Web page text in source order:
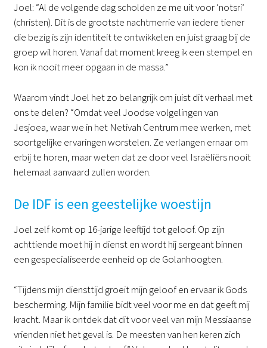
Joel: “Al de volgende dag scholden ze me uit voor ‘notsri’
(christen). Dit is de grootste nachtmerrie van iedere tiener
die bezig is zijn identiteit te ontwikkelen en juist graag bij de
groep wil horen. Vanaf dat moment kreeg ik een stempel en
kon ik nooit meer opgaan in de massa.”
Waarom vindt Joel het zo belangrijk om juist dit verhaal met
ons te delen? “Omdat veel Joodse volgelingen van
Jesjoea, waar we in het Netivah Centrum mee werken, met
soortgelijke ervaringen worstelen. Ze verlangen ernaar om
erbij te horen, maar weten dat ze door veel Israëliërs nooit
helemaal aanvaard zullen worden.
De IDF is een geestelijke woestijn
Joel zelf komt op 16-jarige leeftijd tot geloof. Op zijn
achttiende moet hij in dienst en wordt hij sergeant binnen
een gespecialiseerde eenheid op de Golanhoogten.
“Tijdens mijn diensttijd groeit mijn geloof en ervaar ik Gods
bescherming. Mijn familie bidt veel voor me en dat geeft mij
kracht. Maar ik ontdek dat dit voor veel van mijn Messiaanse
vrienden niet het geval is. De meesten van hen keren zich